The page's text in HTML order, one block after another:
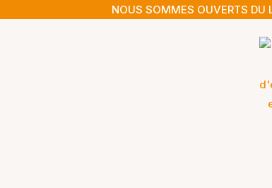
NOUS SOMMES OUVERTS DU